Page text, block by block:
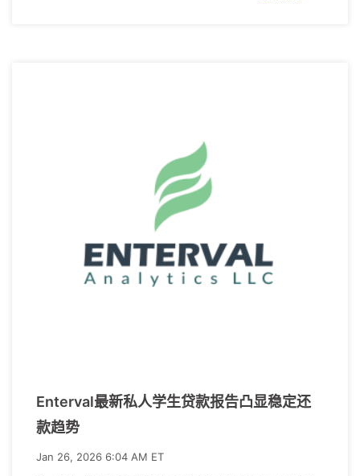
Enterval最新私人学生贷款报告凸显稳定还
款趋势
Jan 26, 2026 6:04 AM ET